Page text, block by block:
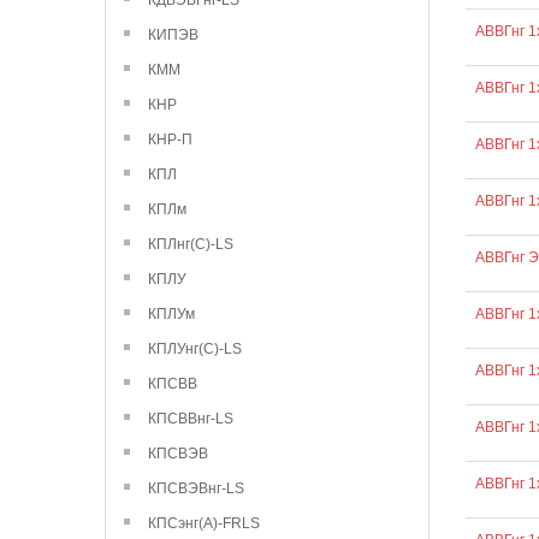
КИПЭВ
КММ
КНР
КНР-П
КПЛ
КПЛм
КПЛнг(С)-LS
КПЛУ
КПЛУм
КПЛУнг(С)-LS
КПСВВ
КПСВВнг-LS
КПСВЭВ
КПСВЭВнг-LS
КПСэнг(А)-FRLS
АВВГнг
АВВГнг
АВВГнг
АВВГнг
АВВГнг
АВВГнг
АВВГнг
АВВГнг
АВВГнг